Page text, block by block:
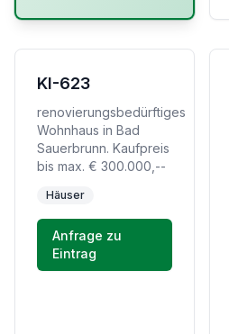
KI-623
renovierungsbedürftiges
Wohnhaus in Bad
Sauerbrunn. Kaufpreis
bis max. € 300.000,--
Häuser
Anfrage zu
Eintrag